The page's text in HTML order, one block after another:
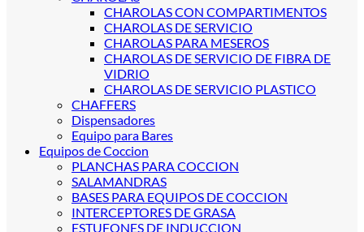
CHAROLAS CON COMPARTIMENTOS
CHAROLAS DE SERVICIO
CHAROLAS PARA MESEROS
CHAROLAS DE SERVICIO DE FIBRA DE
VIDRIO
CHAROLAS DE SERVICIO PLASTICO
CHAFFERS
Dispensadores
Equipo para Bares
Equipos de Coccion
PLANCHAS PARA COCCION
SALAMANDRAS
BASES PARA EQUIPOS DE COCCION
INTERCEPTORES DE GRASA
ESTUFONES DE INDUCCION